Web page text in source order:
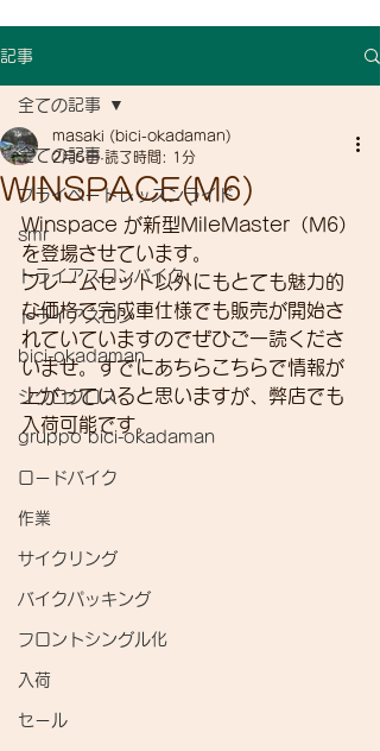
記事
全ての記事
プライベートレッスンライド
smr
トライアスロンバイク
トライアスロン
bici-okadaman
シクロクロス
gruppo bici-okadaman
ロードバイク
作業
サイクリング
バイクパッキング
フロントシングル化
入荷
セール
全ての記事
WINSPACE(M6)
masaki (bici-okadaman)
2月5日 読了時間: 1分
Winspace が新型MileMaster（M6）
を登場させています。
フレームセット以外にもとても魅力的
な価格で完成車仕様でも販売が開始さ
れていていますのでぜひご一読くださ
いませ。すでにあちらこちらで情報が
上がっていると思いますが、弊店でも
入荷可能です。